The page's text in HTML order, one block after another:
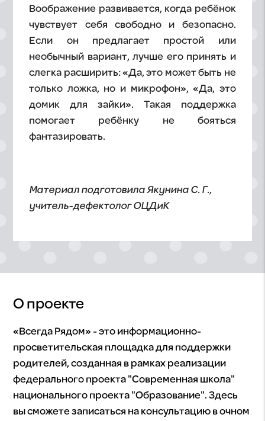
Воображение развивается, когда ребёнок
чувствует себя свободно и безопасно.
Если он предлагает простой или
необычный вариант, лучше его принять и
слегка расширить: «Да, это может быть не
только ложка, но и микрофон», «Да, это
домик для зайки». Такая поддержка
помогает ребёнку не бояться
фантазировать.
Материал подготовила Якунина С. Г.,
учитель-дефектолог ОЦДиК
О проекте
«Всегда Рядом» - это информационно-
просветительская площадка для поддержки
родителей, созданная в рамках реализации
федерального проекта "Современная школа"
национального проекта "Образование". Здесь
вы сможете записаться на консультацию в очном